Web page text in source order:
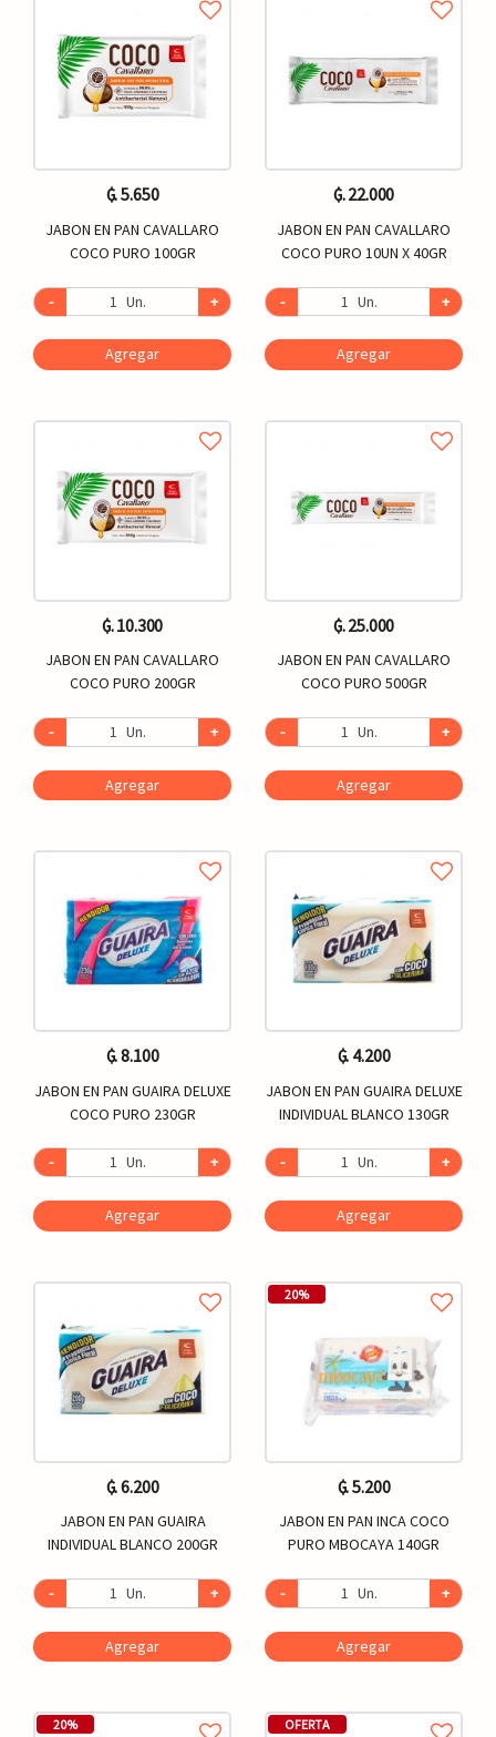
₲. 5.650
JABON EN PAN CAVALLARO
COCO PURO 100GR
- Un. +
Agregar
₲. 22.000
JABON EN PAN CAVALLARO
COCO PURO 10UN X 40GR
- Un. +
Agregar
₲. 10.300
JABON EN PAN CAVALLARO
COCO PURO 200GR
- Un. +
Agregar
₲. 25.000
JABON EN PAN CAVALLARO
COCO PURO 500GR
- Un. +
Agregar
₲. 8.100
JABON EN PAN GUAIRA DELUXE
COCO PURO 230GR
- Un. +
Agregar
₲. 4.200
JABON EN PAN GUAIRA DELUXE
INDIVIDUAL BLANCO 130GR
- Un. +
Agregar
₲. 6.200
JABON EN PAN GUAIRA
INDIVIDUAL BLANCO 200GR
- Un. +
Agregar
20%
₲. 5.200
JABON EN PAN INCA COCO
PURO MBOCAYA 140GR
- Un. +
Agregar
20% OFERTA